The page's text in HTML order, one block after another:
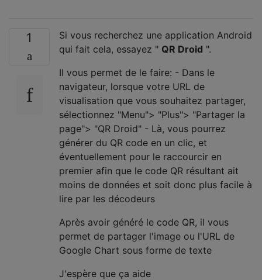
1
Si vous recherchez une application Android
qui fait cela, essayez " QR Droid ".
Il vous permet de le faire: - Dans le
navigateur, lorsque votre URL de
visualisation que vous souhaitez partager,
sélectionnez "Menu"> "Plus"> "Partager la
page"> "QR Droid" - Là, vous pourrez
générer du QR code en un clic, et
éventuellement pour le raccourcir en
premier afin que le code QR résultant ait
moins de données et soit donc plus facile à
lire par les décodeurs
Après avoir généré le code QR, il vous
permet de partager l'image ou l'URL de
Google Chart sous forme de texte
J'espère que ça aide